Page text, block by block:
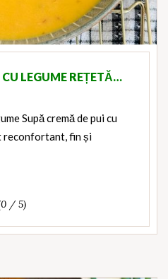
LEGUME REȚETĂ…
Supă cremă de pui cu
reconfortant, fin și
/ 5)